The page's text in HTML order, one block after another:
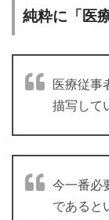
純粋に「医
医療従事
描写して
今一番必
であると